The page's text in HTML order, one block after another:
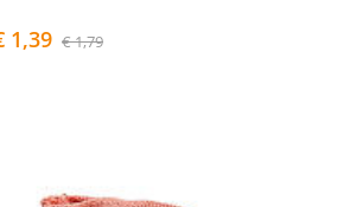
1,39 € 1,79